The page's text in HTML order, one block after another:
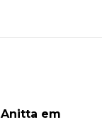
Anitta em